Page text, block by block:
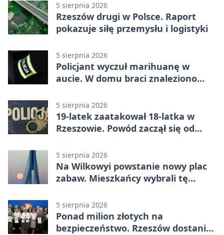
5 sierpnia 2026
Rzeszów drugi w Polsce. Raport
pokazuje siłę przemysłu i logistyki
5 sierpnia 2026
Policjant wyczuł marihuanę w
aucie. W domu braci znaleziono
5 sierpnia 2026
19-latek zaatakował 18-latka w
Rzeszowie. Powód zaczął się od
5 sierpnia 2026
Na Wilkowyi powstanie nowy plac
zabaw. Mieszkańcy wybrali tę
5 sierpnia 2026
Ponad milion złotych na
bezpieczeństwo. Rzeszów dostanie